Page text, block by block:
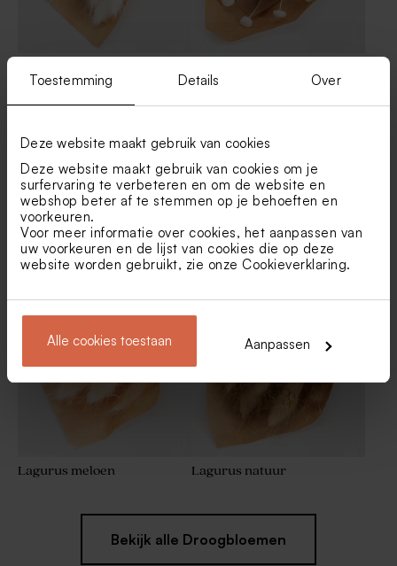
Toestemming Details Over
Deze website maakt gebruik van cookies
Deze website maakt gebruik van cookies om je
surfervaring te verbeteren en om de website en
webshop beter af te stemmen op je behoeften en
voorkeuren.
Voor meer informatie over cookies, het aanpassen van
uw voorkeuren en de lijst van cookies die op deze
website worden gebruikt, zie onze Cookieverklaring.
Alle cookies toestaan Aanpassen
Gedroogde eucalyptus Lagurus ice green
Lagurus meloen Lagurus natuur
Bekijk alle Droogbloemen